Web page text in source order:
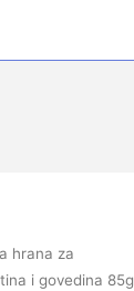
hrana za
i govedina 85g